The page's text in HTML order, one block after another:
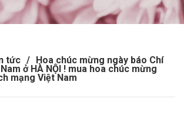
tức / Hoa chúc mừng ngày báo Chí
ở HÀ NỘI ! mua hoa chúc mừng
mạng Việt Nam